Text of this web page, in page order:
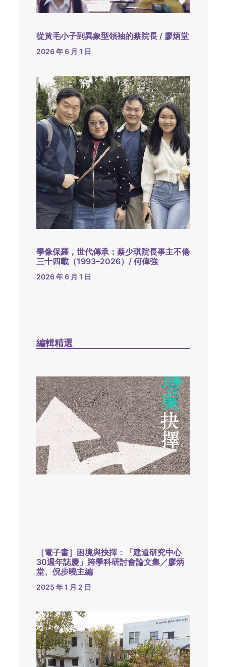
從黃毛小子到異象型領袖的蔡院長 / 廖炳堂
2026 年 6 月 1 日
學像保羅，世代傳承：蔡少琪院長事主不倦
三十四載（1993–2026）/ 何偉強
2026 年 6 月 1 日
編輯精選
［電子書］困境與抉擇：「建道研究中心
30週年誌慶」跨學科研討會論文集／廖炳
堂、倪步曉主編
2025 年 1 月 2 日